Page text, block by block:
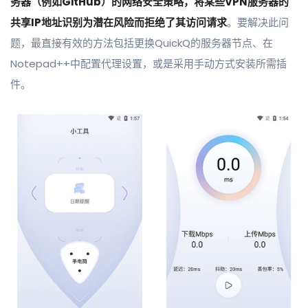
共享IP地址识别为潜在风险而拒绝了其访问请求。要解决此问
题，最直接有效的方法包括更换QuickQ的服务器节点、在
Notepad++中配置代理设置，或是采用手动方式安装所需插
件。